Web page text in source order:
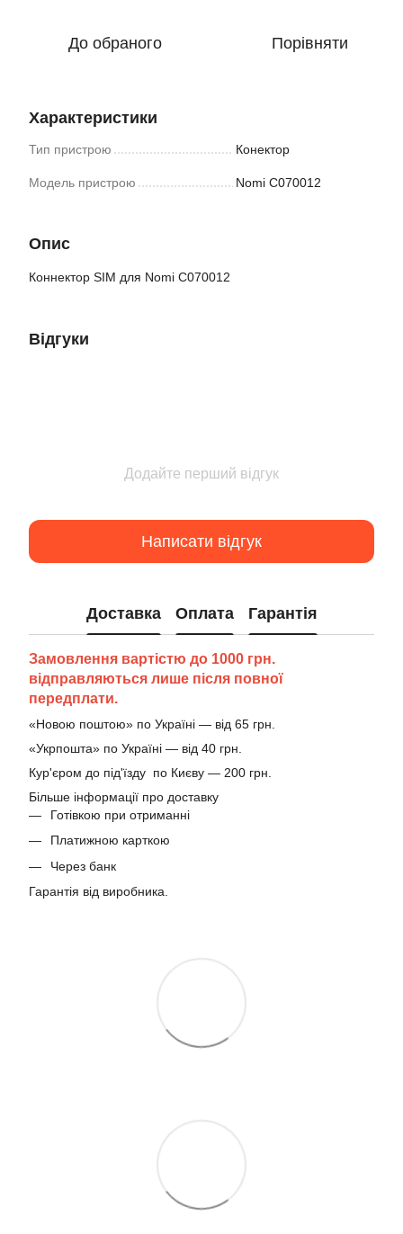
До обраного Порівняти
Характеристики
Тип пристрою Конектор
Модель пристрою Nomi C070012
Опис
Коннектор SIM для Nomi C070012
Відгуки
Додайте перший відгук
Написати відгук
Доставка Оплата Гарантія
Замовлення вартістю до 1000 грн.
відправляються лише після повної
передплати.
«Новою поштою» по Україні — від 65 грн.
«Укрпошта» по Україні — від 40 грн.
Кур'єром до під'їзду по Києву — 200 грн.
Більше інформації про доставку
Готівкою при отриманні
Платижною карткою
Через банк
Гарантія від виробника.